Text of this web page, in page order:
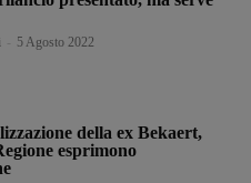
5 Agosto 2022
della ex Bekaert,
esprimono